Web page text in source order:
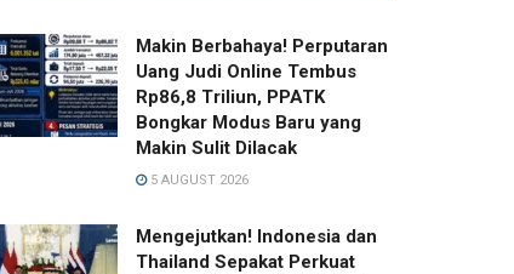
Makin Berbahaya! Perputaran
Uang Judi Online Tembus
Rp86,8 Triliun, PPATK
Bongkar Modus Baru yang
Makin Sulit Dilacak
5 AUGUST 2026
Mengejutkan! Indonesia dan
Thailand Sepakat Perkuat